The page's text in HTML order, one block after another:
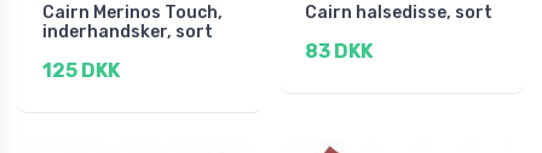
Cairn Merinos Touch,
inderhandsker, sort
125 DKK
Cairn halsedisse, sort
83 DKK